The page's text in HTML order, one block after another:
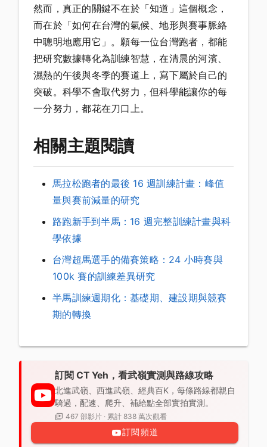
然而，真正的關鍵不在於「知道」這個概念，
而在於「如何在台灣的氣候、地形與賽事脈絡
中聰明地應用它」。願每一位台灣跑者，都能
把研究數據轉化為訓練智慧，在清晨的河濱、
濕熱的午後與冬季的賽道上，寫下屬於自己的
突破。科學不會取代努力，但科學能讓你的每
一分努力，都花在刀口上。
相關主題閱讀
馬拉松跑者的最後 16 週訓練計畫：峰值
量與賽前減量的研究
路跑新手到半馬：16 週完整訓練計畫與科
學依據
台灣超馬選手的備賽策略：24 小時賽與
100k 賽的訓練差異研究
半馬訓練週期化：基礎期、建設期與競賽
期的轉換
訂閱 CT Yeh，看武嶺實測與路線攻略
北進武嶺、西進武嶺、經典百K，每條路線都親自
騎過，配速、爬升、補給點全部實拍實測。
467 部影片 · 累計 838 萬次觀看
訂閱頻道